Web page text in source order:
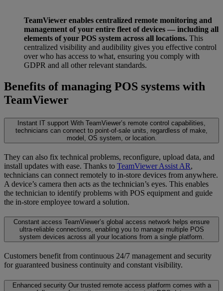
TeamViewer enables centralized remote monitoring and
management of your entire fleet of devices — including all
elements of your POS system across all locations. This
centralized visibility and audibility gives you effective control
over who has access to what, ensuring you comply with
GDPR and all other relevant standards.
Benefits of managing POS systems with
TeamViewer
Instant IT support With TeamViewer’s remote control capabilities,
technicians can connect to point-of-sale units, regardless of make,
model, OS system, or location.
They can also fix technical problems, reconfigure, upload data, and
install updates with ease. Thanks to TeamViewer Assist AR,
technicians can connect remotely to in-store devices from anywhere.
A device’s camera then acts as the technician’s eyes. This enables
the technician to identify problems with POS equipment and guide
the in-store employee toward a solution.
Constant access TeamViewer’s global access network helps ensure
ultra-reliable connections, enabling you to manage multiple POS
system devices across all your locations from a single platform.
Customers benefit from continuous 24/7 management and security
for guaranteed business continuity and constant visibility.
Enhanced security Our trusted remote access platform comes with a